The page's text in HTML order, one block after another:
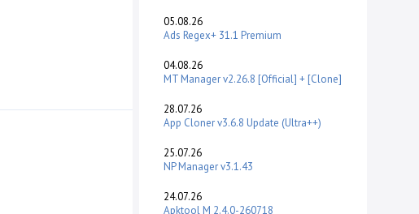
05.08.26
Ads Regex+ 31.1 Premium
04.08.26
MT Manager v2.26.8 [Official] + [Clone]
28.07.26
App Cloner v3.6.8 Update (Ultra++)
25.07.26
NP Manager v3.1.43
24.07.26
Apktool M 2.4.0-260718